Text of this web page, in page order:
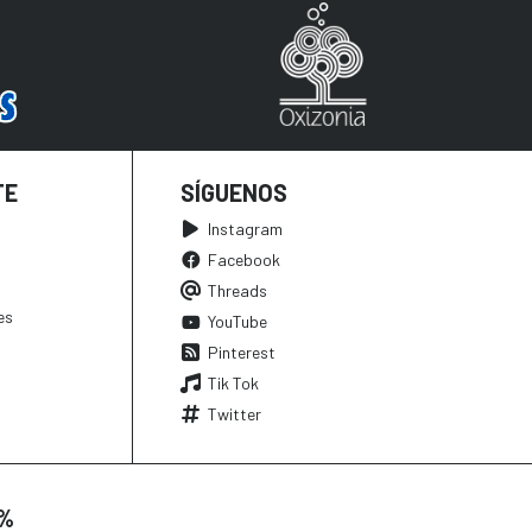
SÍGUENOS
Instagram
Facebook
Threads
YouTube
Pinterest
Tik Tok
Twitter